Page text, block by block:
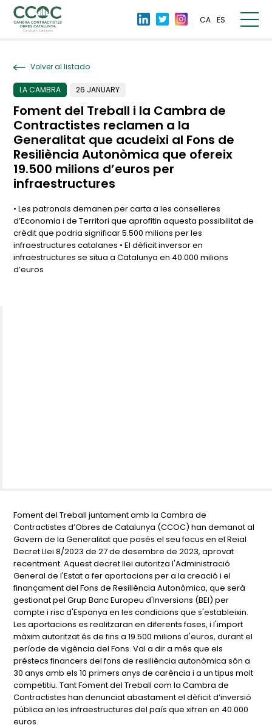
CA ES
Volver al listado
LA CAMBRA 26 JANUARY
Foment del Treball i la Cambra de
Contractistes reclamen a la
Generalitat que acudeixi al Fons de
Resiliència Autonòmica que ofereix
19.500 milions d’euros per
infraestructures
• Les patronals demanen per carta a les conselleres
d’Economia i de Territori que aprofitin aquesta possibilitat de
crèdit que podria significar 5.500 milions per les
infraestructures catalanes • El dèficit inversor en
infraestructures se situa a Catalunya en 40.000 milions
d’euros
Foment del Treball juntament amb la Cambra de
Contractistes d’Obres de Catalunya (CCOC) han demanat al
Govern de la Generalitat que posés el seu focus en el Reial
Decret Llei 8/2023 de 27 de desembre de 2023, aprovat
recentment. Aquest decret llei autoritza l'Administració
General de l'Estat a fer aportacions per a la creació i el
finançament del Fons de Resiliència Autonòmica, que serà
gestionat pel Grup Banc Europeu d'Inversions (BEI) per
compte i risc d'Espanya en les condicions que s'estableixin.
Les aportacions es realitzaran en diferents fases, i l'import
màxim autoritzat és de fins a 19.500 milions d'euros, durant el
període de vigència del Fons. Val a dir a més que els
préstecs financers del fons de resiliència autonòmica són a
30 anys amb els 10 primers anys de carència i a un tipus molt
competitiu. Tant Foment del Treball com la Cambra de
Contractistes han denunciat abastament el dèficit d’inversió
pública en les infraestructures del país que xifren en 40.000
euros.